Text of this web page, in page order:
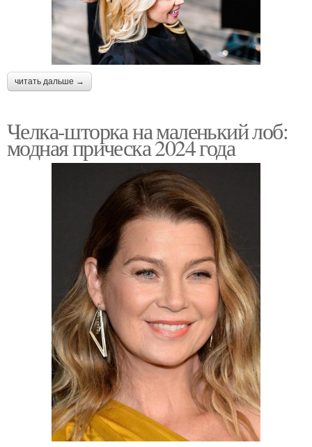
читать дальше →
Челка-шторка на маленький лоб:
модная прическа 2024 года